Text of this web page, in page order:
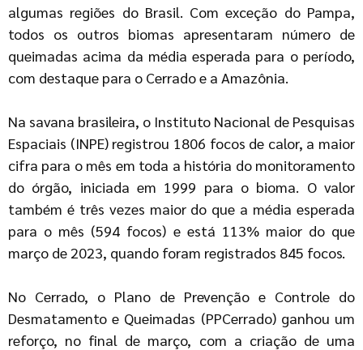
algumas regiões do Brasil. Com exceção do Pampa,
todos os outros biomas apresentaram número de
queimadas acima da média esperada para o período,
com destaque para o Cerrado e a Amazônia.
Na savana brasileira, o Instituto Nacional de Pesquisas
Espaciais (INPE) registrou 1806 focos de calor, a maior
cifra para o mês em toda a história do monitoramento
do órgão, iniciada em 1999 para o bioma. O valor
também é três vezes maior do que a média esperada
para o mês (594 focos) e está 113% maior do que
março de 2023, quando foram registrados 845 focos.
No Cerrado, o Plano de Prevenção e Controle do
Desmatamento e Queimadas (PPCerrado) ganhou um
reforço, no final de março, com a criação de uma